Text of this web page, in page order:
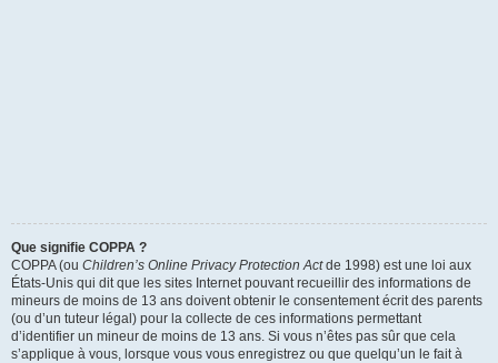
Que signifie COPPA ?
COPPA (ou Children’s Online Privacy Protection Actde 1998) est une loi aux
États-Unis qui dit que les sites Internet pouvant recueillir des informations de
mineurs de moins de 13 ans doivent obtenir le consentement écrit des parents
(ou d’un tuteur légal) pour la collecte de ces informations permettant
d’identifier un mineur de moins de 13 ans. Si vous n’êtes pas sûr que cela
s’applique à vous, lorsque vous vous enregistrez ou que quelqu’un le fait à